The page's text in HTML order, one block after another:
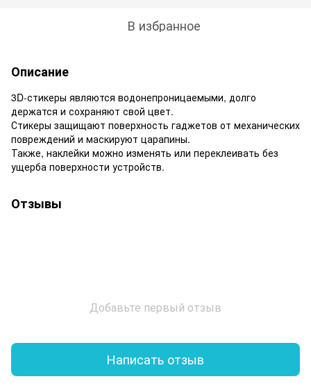
В избранное
Описание
3D-стикеры являются водонепроницаемыми, долго
держатся и сохраняют свой цвет.
Стикеры защищают поверхность гаджетов от механических
повреждений и маскируют царапины.
Также, наклейки можно изменять или переклеивать без
ущерба поверхности устройств.
Отзывы
Добавьте первый отзыв
Написать отзыв